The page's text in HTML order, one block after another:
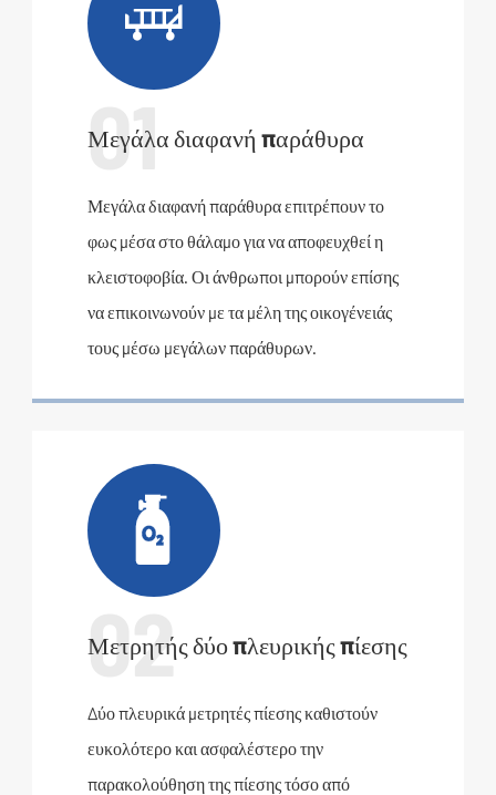

01
Μεγάλα διαφανή παράθυρα
Μεγάλα διαφανή παράθυρα επιτρέπουν το
φως μέσα στο θάλαμο για να αποφευχθεί η
κλειστοφοβία. Οι άνθρωποι μπορούν επίσης
να επικοινωνούν με τα μέλη της οικογένειάς
τους μέσω μεγάλων παράθυρων.

02
Μετρητής δύο πλευρικής πίεσης
Δύο πλευρικά μετρητές πίεσης καθιστούν
ευκολότερο και ασφαλέστερο την
παρακολούθηση της πίεσης τόσο από